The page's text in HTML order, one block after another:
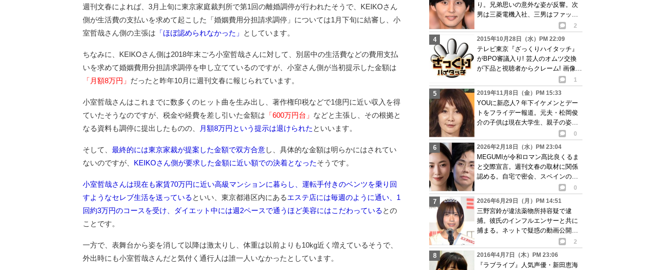
週刊文春によれば、3月上旬に東京家庭裁判所で第1回の離婚調停が行われたそうで、KEIKOさん
側が生活費の支払いを求めて起こした「婚姻費用分担請求調停」については1月下旬に結審し、小
室哲哉さん側の主張は 「ほぼ認められなかった」 としています。
ちなみに、KEIKOさん側は2018年末ごろ小室哲哉さんに対して、別居中の生活費などの費用支払
いを求めて婚姻費用分担請求調停を申し立てているのですが、小室さん側が当初提示した金額は
「月額8万円」 だったと昨年10月に週刊文春に報じられています。
小室哲哉さんはこれまでに数多くのヒット曲を生み出し、著作権印税などで1億円に近い収入を得
ていたそうなのですが、税金や経費を差し引いた金額は 「600万円台」 などと主張し、その根拠と
なる資料も調停に提出したものの、
月額8万円という提示は退けられた といいます。
そして、 最終的には東京家裁が提案した金額で双方合意し、具体的な金額は明らかにはされてい
ないのですが、 KEIKOさん側が要求した金額に近い額での決着となったそうです。
小室哲哉さんは現在も家賃70万円に近い高級マンションに暮らし、運転手付きのベンツを乗り回
すようなセレブ生活を送っている といい、東京都港区内にあるエステ店には毎週のように通い、1
回約3万円のコースを受け、ダイエット中には週2ペースで通うほど美容にはこだわっている との
ことです。
一方で、表舞台から姿を消して以降は激太りし、体重は以前よりも10kg近く増えているそうで、
外出時にも小室哲哉さんだと気付く通行人は誰一人いなかったとしています。
り。兄弟思いの意外な姿が反響。次
男は三菱電機入社、三男はファッシ
2
2015年10月28日（水）PM 22:09
テレビ東京『ざっくりハイタッチ』
がBPO審議入り! 芸人のオムツ交換
が下品と視聴者からクレーム! 画像あ
1
2019年11月8日（金）PM 15:33
YOUに新恋人? 年下イケメンとデー
トをフライデー報道。元夫・松岡俊
介の子供は現在大学生、親子の姿も
0
2026年2月18日（水）PM 23:04
MEGUMIが令和ロマン髙比良くるま
と交際宣言。週刊文春の取材に関係
認める。自宅で密会、スペインの別
0
2026年6月29日（月）PM 14:51
三野宮鈴が違法薬物所持容疑で逮
捕。彼氏のインフルエンサーと共に
捕まる。ネットで疑惑の動画公開
2
2016年4月7日（木）PM 23:06
『ラブライブ』人気声優・新田恵海